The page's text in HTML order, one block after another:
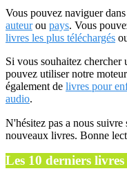
Vous pouvez naviguer
auteurou pays. Vous
livres les plus téléchargés
Si vous souhaitez
pouvez utiliser notre
également de livres pour
audio.
N'hésitez pas a nous suivre
nouveaux livres. Bonne
Les 10 derniers